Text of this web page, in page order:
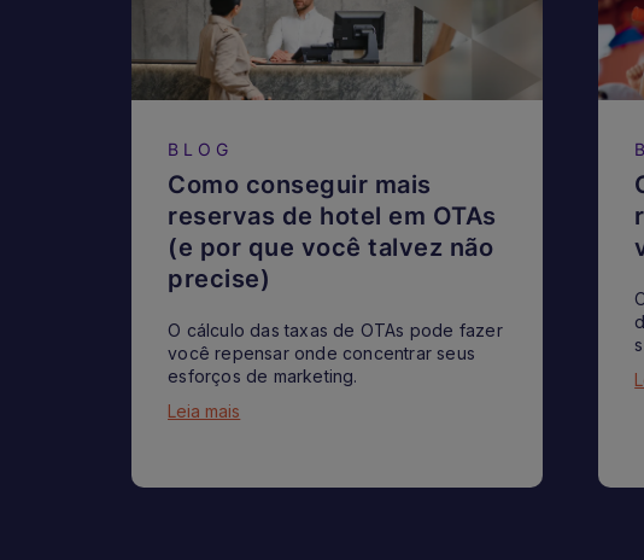
BLOG
Como conseguir mais
reservas de hotel em OTAs
(e por que você talvez não
precise)
O cálculo das taxas de OTAs pode fazer
você repensar onde concentrar seus
esforços de marketing.
Leia mais